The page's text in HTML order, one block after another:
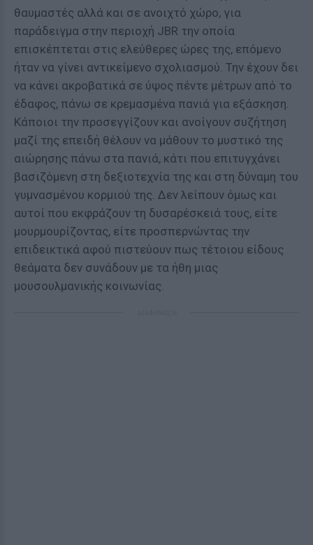
θαυμαστές αλλά και σε ανοιχτό χώρο, για
παράδειγμα στην περιοχή JBR την οποία
επισκέπτεται στις ελεύθερες ώρες της, επόμενο
ήταν να γίνει αντικείμενο σχολιασμού. Την έχουν δει
να κάνει ακροβατικά σε ύψος πέντε μέτρων από το
έδαφος, πάνω σε κρεμασμένα πανιά για εξάσκηση.
Κάποιοι την προσεγγίζουν και ανοίγουν συζήτηση
μαζί της επειδή θέλουν να μάθουν το μυστικό της
αιώρησης πάνω στα πανιά, κάτι που επιτυγχάνει
βασιζόμενη στη δεξιοτεχνία της και στη δύναμη του
γυμνασμένου κορμιού της. Δεν λείπουν όμως και
αυτοί που εκφράζουν τη δυσαρέσκειά τους, είτε
μουρμουρίζοντας, είτε προσπερνώντας την
επιδεικτικά αφού πιστεύουν πως τέτοιου είδους
θεάματα δεν συνάδουν με τα ήθη μιας
μουσουλμανικής κοινωνίας.